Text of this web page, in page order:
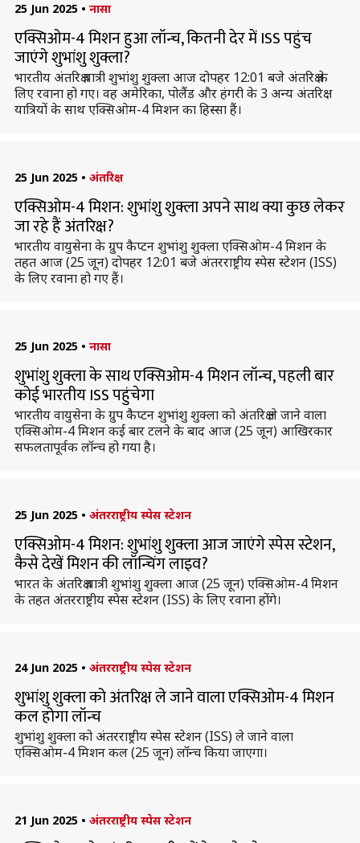
25 Jun 2025 • नासा
एक्सिओम-4 मिशन हुआ लॉन्च, कितनी देर में ISS पहुंच
जाएंगे शुभांशु शुक्ला?
भारतीय अंतरिक्ष यात्री शुभांशु शुक्ला आज दोपहर 12:01 बजे अंतरिक्ष के
लिए रवाना हो गए। वह अमेरिका, पोलैंड और हंगरी के 3 अन्य अंतरिक्ष
यात्रियों के साथ एक्सिओम-4 मिशन का हिस्सा हैं।
25 Jun 2025 • अंतरिक्ष
एक्सिओम-4 मिशन: शुभांशु शुक्ला अपने साथ क्या कुछ लेकर
जा रहे हैं अंतरिक्ष?
भारतीय वायुसेना के ग्रुप कैप्टन शुभांशु शुक्ला एक्सिओम-4 मिशन के
तहत आज (25 जून) दोपहर 12:01 बजे अंतरराष्ट्रीय स्पेस स्टेशन (ISS)
के लिए रवाना हो गए हैं।
25 Jun 2025 • नासा
शुभांशु शुक्ला के साथ एक्सिओम-4 मिशन लॉन्च, पहली बार
कोई भारतीय ISS पहुंचेगा
भारतीय वायुसेना के ग्रुप कैप्टन शुभांशु शुक्ला को अंतरिक्ष ले जाने वाला
एक्सिओम-4 मिशन कई बार टलने के बाद आज (25 जून) आखिरकार
सफलतापूर्वक लॉन्च हो गया है।
25 Jun 2025 • अंतरराष्ट्रीय स्पेस स्टेशन
एक्सिओम-4 मिशन: शुभांशु शुक्ला आज जाएंगे स्पेस स्टेशन,
कैसे देखें मिशन की लॉन्चिंग लाइव?
भारत के अंतरिक्ष यात्री शुभांशु शुक्ला आज (25 जून) एक्सिओम-4 मिशन
के तहत अंतरराष्ट्रीय स्पेस स्टेशन (ISS) के लिए रवाना होंगे।
24 Jun 2025 • अंतरराष्ट्रीय स्पेस स्टेशन
शुभांशु शुक्ला को अंतरिक्ष ले जाने वाला एक्सिओम-4 मिशन
कल होगा लॉन्च
शुभांशु शुक्ला को अंतरराष्ट्रीय स्पेस स्टेशन (ISS) ले जाने वाला
एक्सिओम-4 मिशन कल (25 जून) लॉन्च किया जाएगा।
21 Jun 2025 • अंतरराष्ट्रीय स्पेस स्टेशन